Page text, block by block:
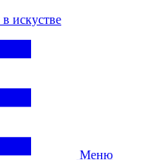
искустве
Меню